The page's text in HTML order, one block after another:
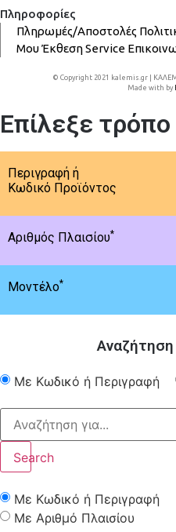
Πληροφορίες
Πληρωμές/Αποστολές
ΜουΈκθεσηService
© Copyright 2021 kalemis.gr |
Made with by
Επίλεξε
Περιγραφή ή
Κωδικό Προϊόντος
Αριθμός Πλαισίου*
Μοντέλο*
Με Κωδικό ή Περιγραφή
Search
Με Κωδικό ή Περιγραφή
Με Αριθμό Πλαισίου